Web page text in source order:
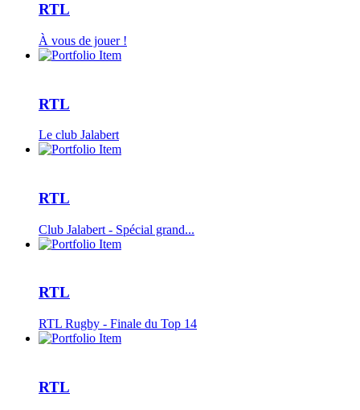
RTL
À vous de jouer !
RTL
Le club Jalabert
RTL
Club Jalabert - Spécial grand...
RTL
RTL Rugby - Finale du Top 14
RTL